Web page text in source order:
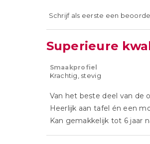
Schrijf als eerste een
Superieure
Smaakprofiel
Krachtig, stevig
Van het beste deel van de
Heerlijk aan tafel én een
Kan gemakkelijk tot 6 jaar